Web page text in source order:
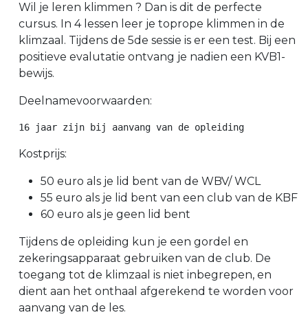
Wil je leren klimmen ? Dan is dit de perfecte
cursus. In 4 lessen leer je toprope klimmen in de
klimzaal. Tijdens de 5de sessie is er een test. Bij een
positieve evalutatie ontvang je nadien een KVB1-
bewijs.
Deelnamevoorwaarden:
Kostprijs:
50 euro als je lid bent van de WBV/ WCL
55 euro als je lid bent van een club van de KBF
60 euro als je geen lid bent
Tijdens de opleiding kun je een gordel en
zekeringsapparaat gebruiken van de club. De
toegang tot de klimzaal is niet inbegrepen, en
dient aan het onthaal afgerekend te worden voor
aanvang van de les.